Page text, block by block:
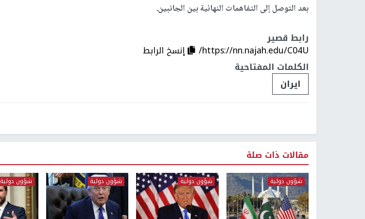
بعد التوصل إلى التفاهمات النهائية بين الجانبين.
رابط قصير
https://nn.najah.edu/C04U/
إنسخ الرابط
الكلمات المفتاحية
ايران
مقالات ذات صلة
شؤون دولية شؤون دولية شؤون دولية شؤون دولية